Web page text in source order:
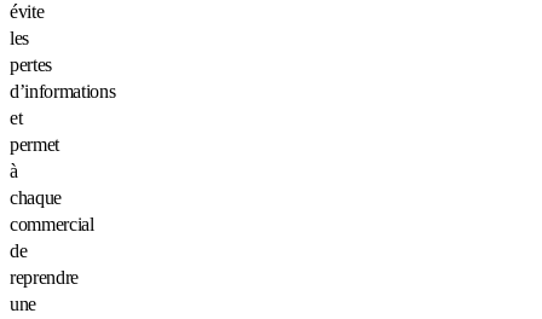
évite
les
pertes
d’informations
et
permet
à
chaque
commercial
de
reprendre
une